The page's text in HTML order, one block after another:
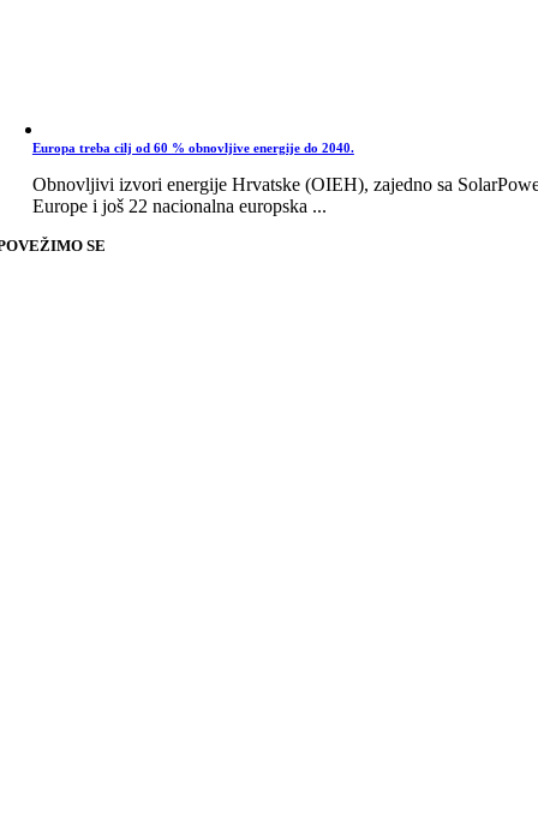
Europa treba cilj od 60 % obnovljive energije do 2040.
Obnovljivi izvori energije Hrvatske (OIEH), zajedno sa
Europe i još 22 nacionalna europska ...
SE